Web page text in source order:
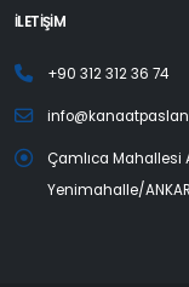
İLETİŞİM
+90 312 312 36 74
Çamlıca Mahallesi
Yenimahalle/